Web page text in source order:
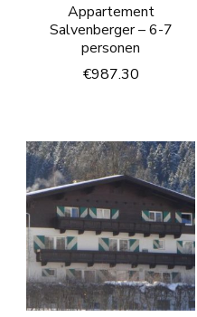
Appartement
Salvenberger – 6-7
personen
€987.30